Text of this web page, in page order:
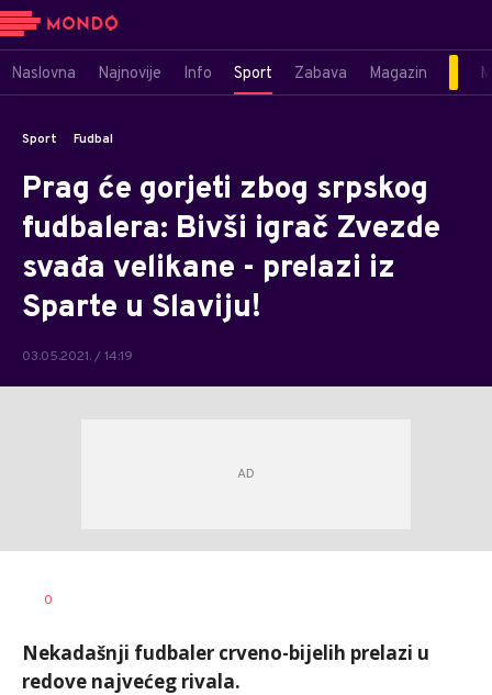
Naslovna Najnovije Info Sport Zabava Magazin
Sport Fudbal
Prag će gorjeti zbog srpskog
fudbalera: Bivši igrač Zvezde
svađa velikane - prelazi iz
Sparte u Slaviju!
03.05.2021. / 14:19
AUTOR
0
Nekadašnji fudbaler crveno-bijelih prelazi u
redove najvećeg rivala.